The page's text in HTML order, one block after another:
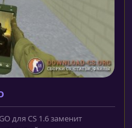
для CS 1.6 заменит